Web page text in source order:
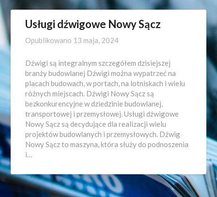
Usługi dźwigowe Nowy Sącz
Opublikowano 13 maja, 2024
Dźwigi są integralnym szczegółem dzisiejszej
branży budowlanej Dźwigi można wypatrzeć na
placach budowach, w portach, na lotniskach i wielu
różnych miejscach. Dźwigi Nowy Sącz są
bezkonkurencyjne w dziedzinie budowlanej,
transportowej i przemysłowej. Usługi dźwigowe
Nowy Sącz są decydujące dla realizacji wielu
projektów budowlanych i przemysłowych. Dźwig
Nowy Sącz to maszyna, która służy do podnoszenia
i…